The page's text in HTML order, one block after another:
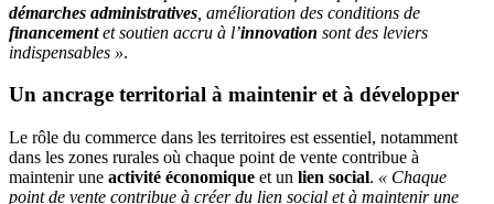
démarches administratives , amélioration des conditions de
financementet soutien accru à l’innovation sont des leviers
indispensables ».
Un ancrage territorial à maintenir et à développer
Le rôle du commerce dans les territoires est essentiel, notamment
dans les zones rurales où chaque point de vente contribue à
maintenir une activité économique et un lien social. « Chaque
point de vente contribue à créer du lien social et à maintenir une